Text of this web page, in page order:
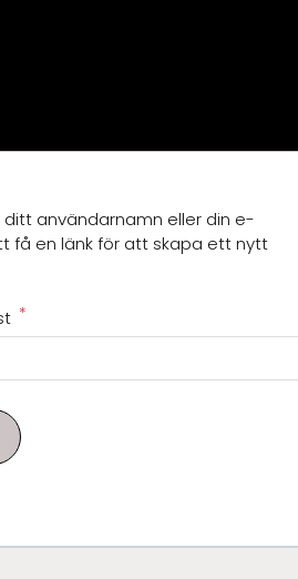
användarnamn eller din e-
få en länk för att skapa ett nytt
*